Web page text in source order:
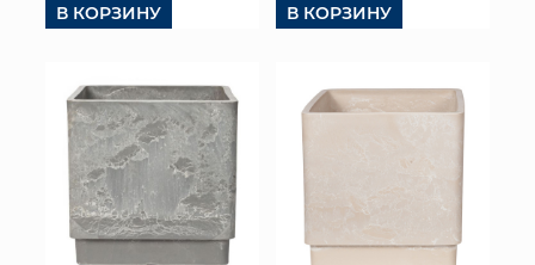
В КОРЗИНУ В КОРЗИНУ